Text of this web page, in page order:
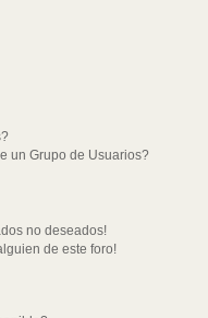
un Grupo de Usuarios?
no deseados!
de este foro!